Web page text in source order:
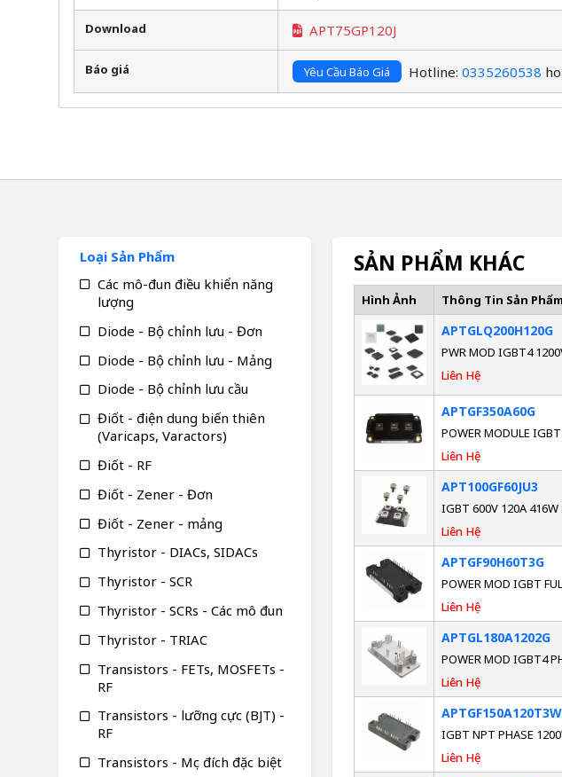
Download APT75GP120J
Báo giá Yêu Cầu Báo Giá Hotline: 0335260538
SẢN PHẨM KHÁC
Hình Ảnh Thông Tin Sản Phẩm
APTGLQ200H120G
PWR MOD IGBT4
Liên Hệ
APTGF350A60G
POWER MODULE
Liên Hệ
APT100GF60JU3
IGBT 600V 120A
Liên Hệ
APTGF90H60T3G
POWER MOD IGBT
Liên Hệ
APTGL180A1202G
POWER MOD IGBT4
Liên Hệ
IGBT NPT PHASE
Liên Hệ
Loại Sản Phẩm
Các mô-đun điều khiển năng
lượng
Diode - Bộ chỉnh lưu - Đơn
Diode - Bộ chỉnh lưu - Mảng
Diode - Bộ chỉnh lưu cầu
Điốt - điện dung biến thiên
(Varicaps, Varactors)
Điốt - RF
Điốt - Zener - Đơn
Điốt - Zener - mảng
Thyristor - DIACs, SIDACs
Thyristor - SCR
Thyristor - SCRs - Các mô đun
Thyristor - TRIAC
Transistors - FETs, MOSFETs -
RF
Transistors - lưỡng cực (BJT) -
RF
Transistors - Mục đích đặc biệt